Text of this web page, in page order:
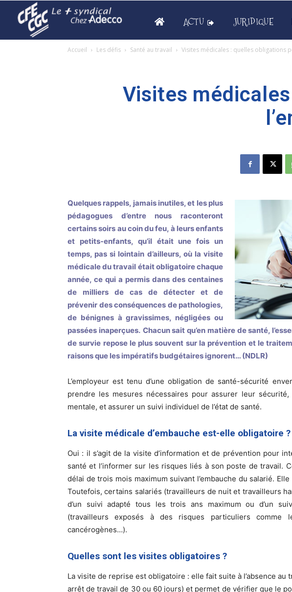
ACTU JURIDIQUE
Accueil Les défis Santé au travail Visites médicales : quelles obligations
Visites
Quelques rappels, jamais inutiles, et les plus
pédagogues d’entre nous raconteront
certains soirs au coin du feu, à leurs enfants
et petits-enfants, qu’il était une fois un
temps, pas si lointain d’ailleurs, où la visite
médicale du travail était obligatoire chaque
année, ce qui a permis dans des centaines
de milliers de cas de détecter et de
prévenir des conséquences de pathologies,
de bénignes à gravissimes, négligées ou
passées inaperçues. Chacun sait qu’en matière de santé,
de survie repose le plus souvent sur la prévention et le
raisons que les impératifs budgétaires ignorent… (NDLR)
L’employeur est tenu d’une obligation de santé-sécurité
prendre les mesures nécessaires pour assurer leur
mentale, et assurer un suivi individuel de l’état de santé.
La visite médicale d’embauche est-elle obligatoire ?
Oui : il s’agit de la visite d’information et de prévention pour
santé et l’informer sur les risques liés à son poste de travail.
délai de trois mois maximum suivant l’embauche du salarié.
Toutefois, certains salariés (travailleurs de nuit et travailleurs
d’un suivi adapté tous les trois ans maximum ou d’un
(travailleurs exposés à des risques particuliers comme
cancérogènes…).
Quelles sont les visites obligatoires ?
La visite de reprise est obligatoire : elle fait suite à l’absence au
arrêt de travail de 30 ou 60 jours) et permet de vérifier que le